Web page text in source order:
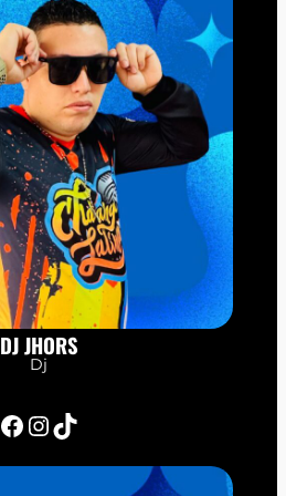
DJ JHORS
Dj
Facebook InstagramTikTok